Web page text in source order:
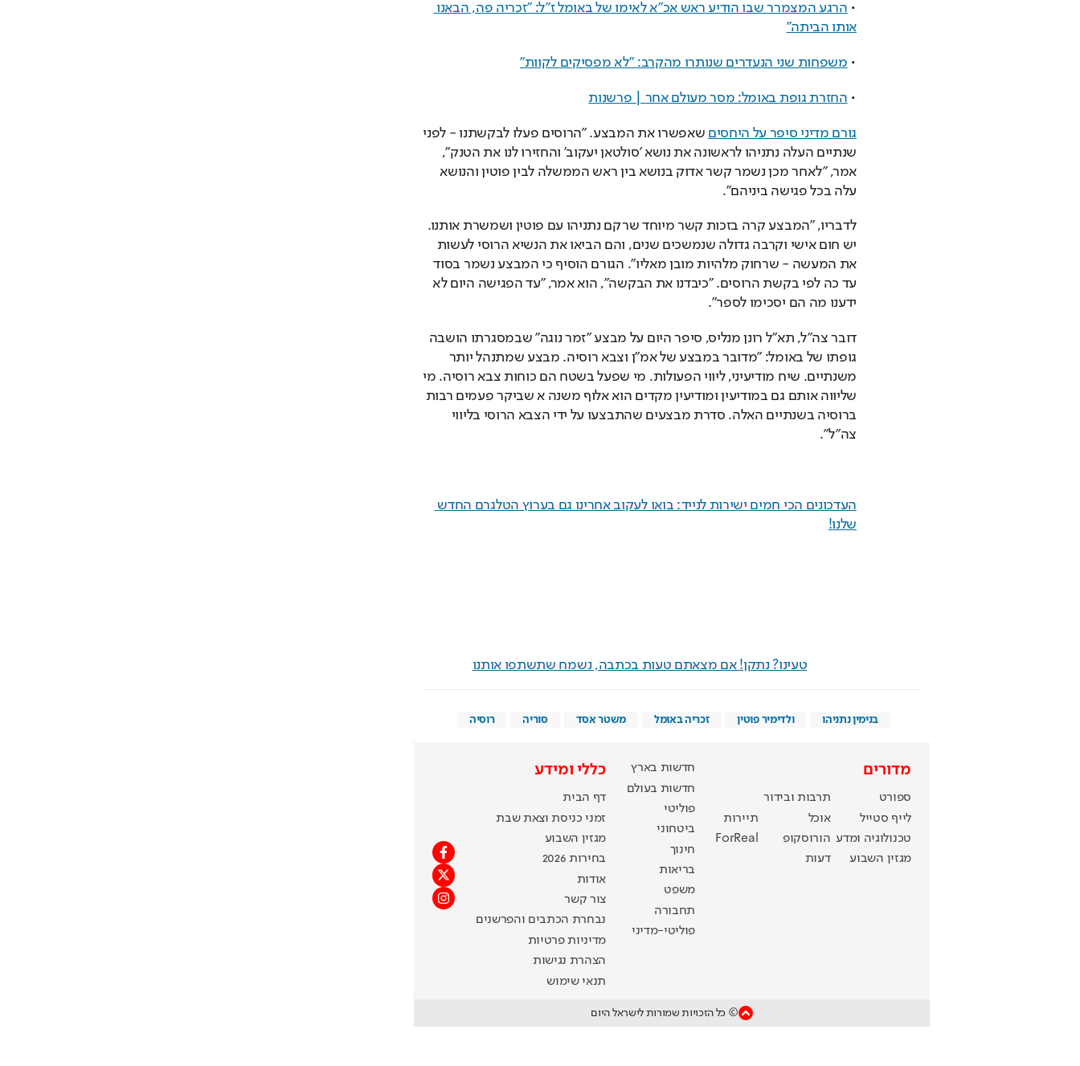
•
אותו הביתה"
• משפחות שני הנעדרים שנותרו מהקרב: "לא מפסיקים לקוות"
• החזרת גופת באומל: מסר מעולם אחר | פרשנות
גורם מדיני סיפר על היחסים
עלה בכל פגישה ביניהם".
את המעשה - שרחוק מלהיות מובן מאליו". הגורם הוסיף כי המבצע נשמר בסוד
ידענו מה הם יסכימו לספר".
צה"ל".
שלנו!
טעינו? נתקן! אם מצאתם טעות בכתבה, נשמח שתשתפו אותנו
בנימין נתניהו ולדימיר פוטין זכריה באומל משטר אסד סוריה רוסיה
מדורים
ספורט
תרבות ובידור
לייף סטייל
אוכל
תיירות
טכנולוגיה ומדע הורוסקופ
ForReal
מגזין השבוע
דעות
חדשות בארץ
חדשות בעולם
פוליטי
ביטחוני
חינוך
בריאות
משפט
תחבורה
פוליטי-מדיני
כללי ומידע
דף הבית
זמני כניסת וצאת שבת
מגזין השבוע
בחירות 2026
אודות
צור קשר
נבחרת הכתבים והפרשנים
מדיניות פרטיות
הצהרת נגישות
תנאי שימוש
© כל הזכויות שמורות לישראל היום